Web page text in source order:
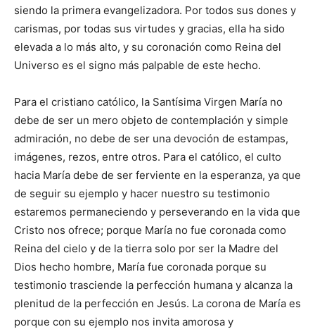
siendo la primera evangelizadora. Por todos sus dones y
carismas, por todas sus virtudes y gracias, ella ha sido
elevada a lo más alto, y su coronación como Reina del
Universo es el signo más palpable de este hecho.
Para el cristiano católico, la Santísima Virgen María no
debe de ser un mero objeto de contemplación y simple
admiración, no debe de ser una devoción de estampas,
imágenes, rezos, entre otros. Para el católico, el culto
hacia María debe de ser ferviente en la esperanza, ya que
de seguir su ejemplo y hacer nuestro su testimonio
estaremos permaneciendo y perseverando en la vida que
Cristo nos ofrece; porque María no fue coronada como
Reina del cielo y de la tierra solo por ser la Madre del
Dios hecho hombre, María fue coronada porque su
testimonio trasciende la perfección humana y alcanza la
plenitud de la perfección en Jesús. La corona de María es
porque con su ejemplo nos invita amorosa y